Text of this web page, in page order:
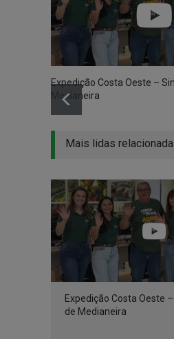
Expedição Costa Oeste –
Medianeira
Mais lidas
Expedição Costa Oeste
de Medianeira